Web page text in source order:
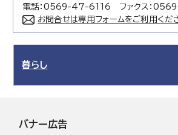
電話：0569-47-6116 ファクス：
お問合せは専用フォームをご利用くだ
暮らし
バナー広告